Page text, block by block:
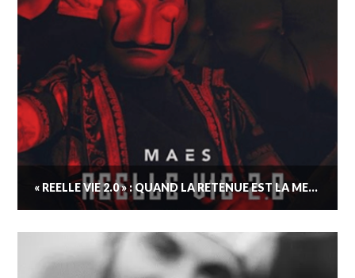
« RÉELLE VIE 2.0 » : QUAND LA RETENUE EST LA MEILLEURE DES VERTU